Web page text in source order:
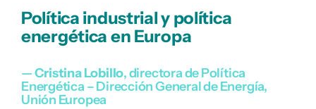
Política industrial y política
energética en Europa
—Cristina Lobillo, directora de Política
Energética – Dirección General de Energía,
Unión Europea